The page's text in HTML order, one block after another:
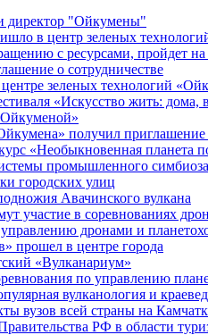
директор "Ойкумены"
в центр зеленых
с ресурсами, пройдет
о сотрудничестве
зеленых технологий
«Искусство жить: дома, в
получил
«Необыкновенная планета
промышленного
городских улиц
Авачинского вулкана
участие в соревнованиях
дронами и
прошел в центре города
«Вулканариум»
по управлению
вулканология и
вузов всей страны на
РФ в области